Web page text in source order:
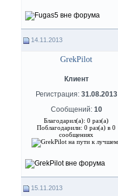
14.11.2013
GrekPilot
Клиент
Регистрация: 31.08.2013
Сообщений: 10
Благодарил(а): 0 раз(а)
Поблагодарили: 0 раз(а) в 0
сообщениях
15.11.2013